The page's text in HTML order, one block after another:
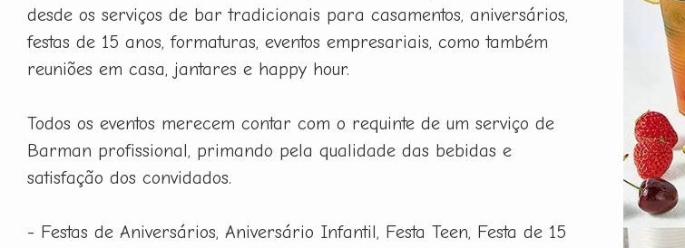
desde os serviços de bar tradicionais para casamentos, aniversários,
festas de 15 anos, formaturas, eventos empresariais, como também
reuniões em casa, jantares e happy hour.
Todos os eventos merecem contar com o requinte de um serviço de
Barman profissional, primando pela qualidade das bebidas e
satisfação dos convidados.
- Festas de Aniversários, Aniversário Infantil, Festa Teen, Festa de 15